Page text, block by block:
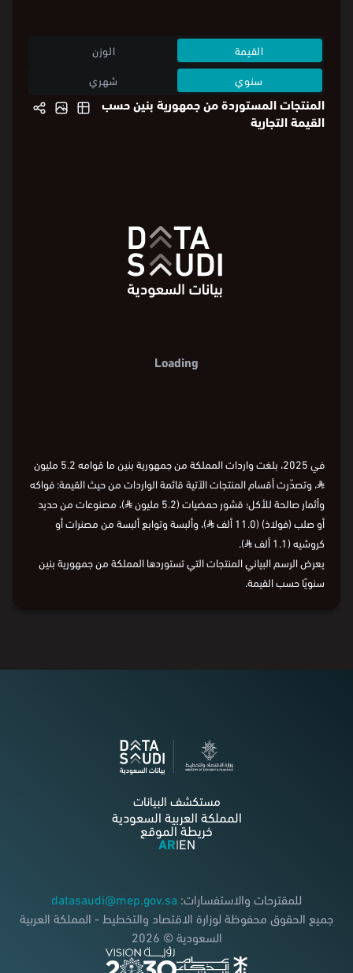
القيمة
الوزن
سنوي
شهري
المنتجات المستوردة من جمهورية بنين حسب
القيمة التجارية
Loading
في 2025، بلغت واردات المملكة من جمهورية بنين ما قوامه 5.2 مليون
⃁، وتصدّرت أقسام المنتجات الآتية قائمة الواردات من حيث القيمة: فواكه
وأثمار صالحة للأكل؛ قشور حمضيات (5.2 مليون
⃁)، مصنوعات من حديد
أو صلب (فولاذ) (11.0 ألف
⃁)، وألبسة وتوابع ألبسة من مصنرات أو
كروشيه (1.1 ألف
⃁
).
يعرض الرسم البياني المنتجات التي تستوردها المملكة من جمهورية بنين
سنويًا حسب القيمة.
مستكشف البيانات
المملكة العربية السعودية
خريطة الموقع
EN
|
AR
للمقترحات والاستفسارات: datasaudi@mep.gov.sa
جميع الحقوق محفوظة لوزارة الاقتصاد والتخطيط - المملكة العربية
السعودية © 2026